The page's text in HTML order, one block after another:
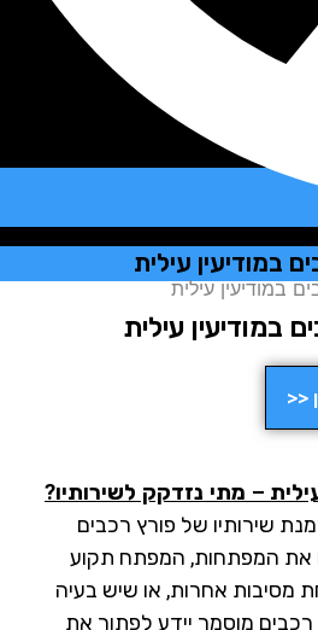
עילית
עילית
עילית
– מתי נזדקק לשירותיו?
של פורץ רכבים
המפתח תקוע
אחרות, או שיש בעיה
מוסמך יידע לפתור את